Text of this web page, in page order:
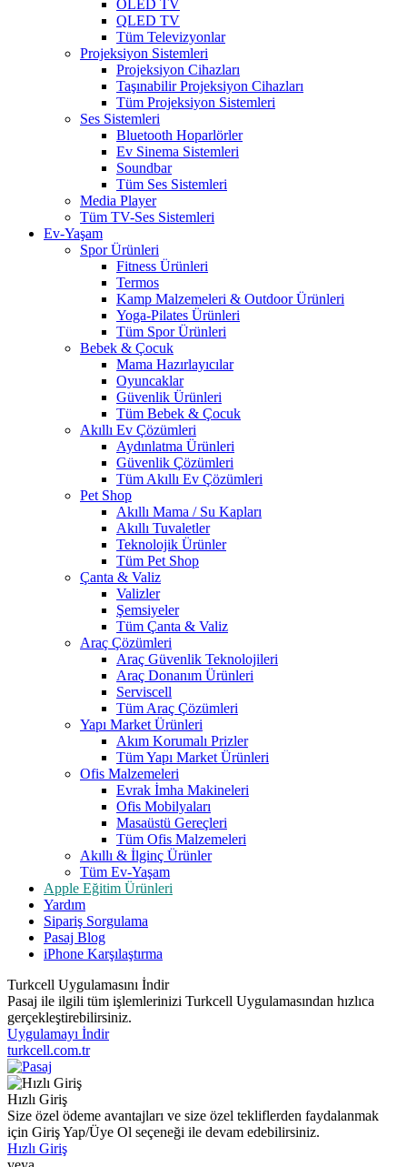
OLED TV
QLED TV
Tüm Televizyonlar
Projeksiyon Sistemleri
Projeksiyon Cihazları
Taşınabilir Projeksiyon Cihazları
Tüm Projeksiyon Sistemleri
Ses Sistemleri
Bluetooth Hoparlörler
Ev Sinema Sistemleri
Soundbar
Tüm Ses Sistemleri
Media Player
Tüm TV-Ses Sistemleri
Ev-Yaşam
Spor Ürünleri
Fitness Ürünleri
Termos
Kamp Malzemeleri & Outdoor Ürünleri
Yoga-Pilates Ürünleri
Tüm Spor Ürünleri
Bebek & Çocuk
Mama Hazırlayıcılar
Oyuncaklar
Güvenlik Ürünleri
Tüm Bebek & Çocuk
Akıllı Ev Çözümleri
Aydınlatma Ürünleri
Güvenlik Çözümleri
Tüm Akıllı Ev Çözümleri
Pet Shop
Akıllı Mama / Su Kapları
Akıllı Tuvaletler
Teknolojik Ürünler
Tüm Pet Shop
Çanta & Valiz
Valizler
Şemsiyeler
Tüm Çanta & Valiz
Araç Çözümleri
Araç Güvenlik Teknolojileri
Araç Donanım Ürünleri
Serviscell
Tüm Araç Çözümleri
Yapı Market Ürünleri
Akım Korumalı Prizler
Tüm Yapı Market Ürünleri
Ofis Malzemeleri
Evrak İmha Makineleri
Ofis Mobilyaları
Masaüstü Gereçleri
Tüm Ofis Malzemeleri
Akıllı & İlginç Ürünler
Tüm Ev-Yaşam
Apple Eğitim Ürünleri
Yardım
Sipariş Sorgulama
Pasaj Blog
iPhone Karşılaştırma
Turkcell Uygulamasını İndir
Pasaj ile ilgili tüm işlemlerinizi Turkcell Uygulamasından hızlıca
gerçekleştirebilirsiniz.
Uygulamayı İndir
turkcell.com.tr
Hızlı Giriş
Size özel ödeme avantajları ve size özel tekliflerden faydalanmak
için Giriş Yap/Üye Ol seçeneği ile devam edebilirsiniz.
Hızlı Giriş